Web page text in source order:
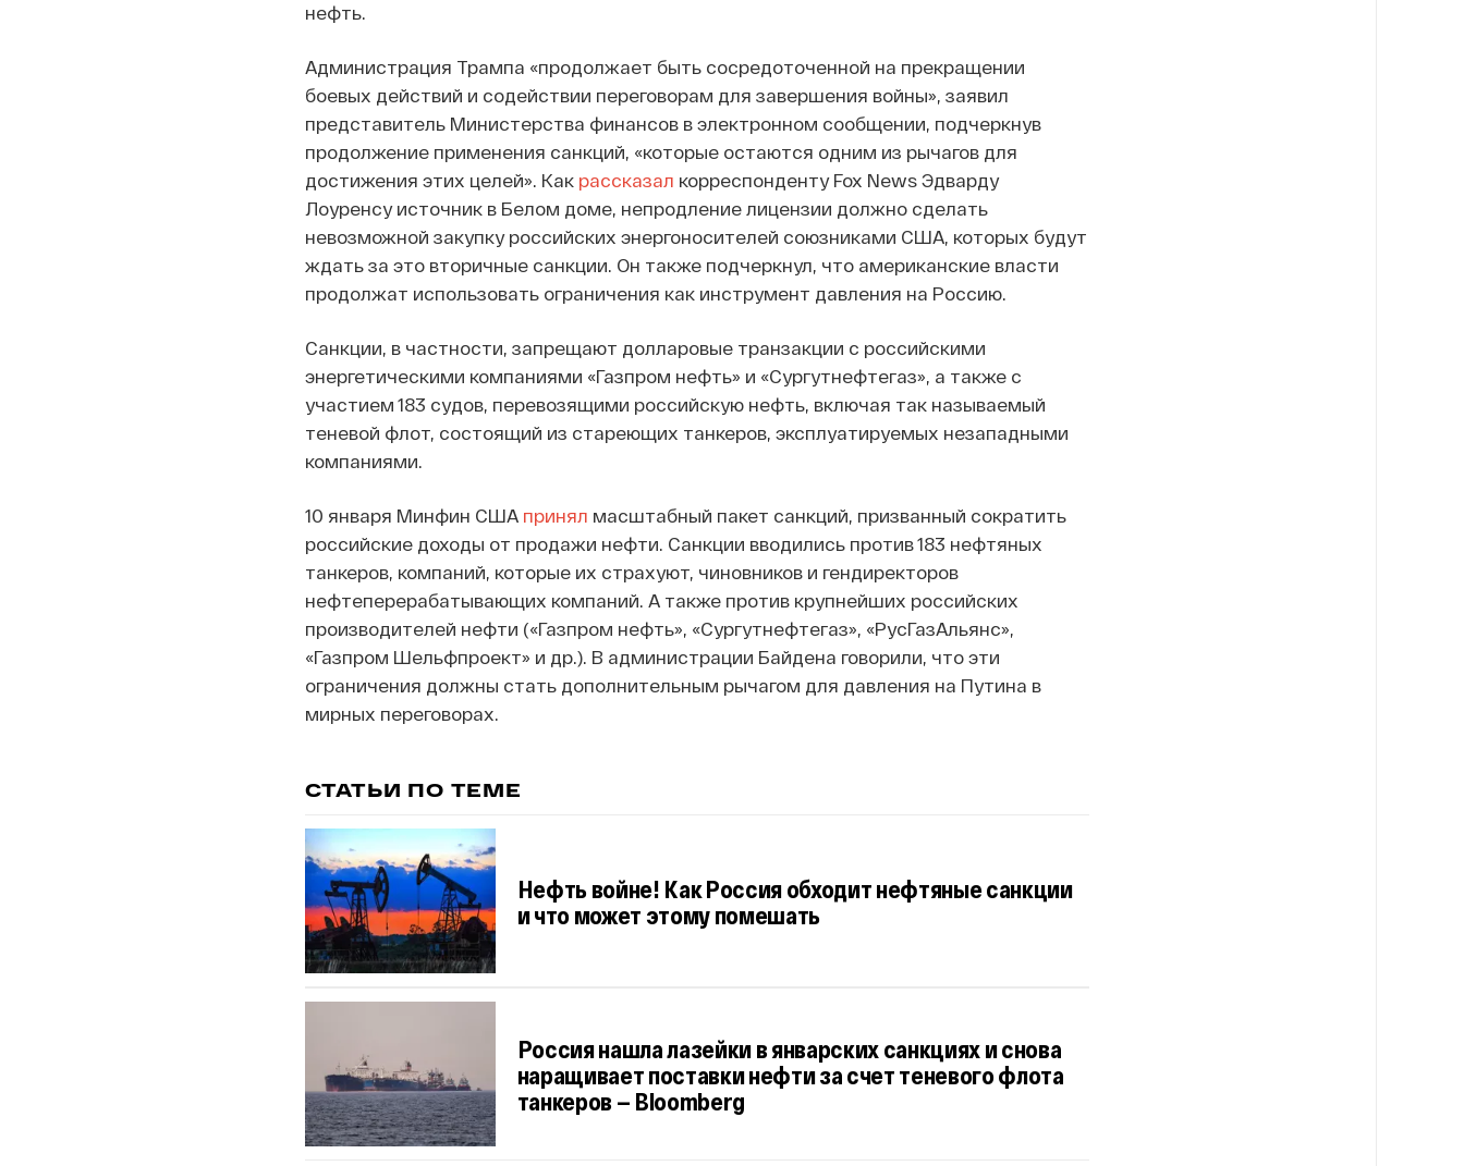
нефть.
Администрация Трампа «продолжает быть сосредоточенной на прекращении
боевых действий и содействии переговорам для завершения войны», заявил
представитель Министерства финансов в электронном сообщении, подчеркнув
продолжение применения санкций, «которые остаются одним из рычагов для
достижения этих целей». Как рассказал корреспонденту Fox News Эдварду
Лоуренсу источник в Белом доме, непродление лицензии должно сделать
невозможной закупку российских энергоносителей союзниками США, которых будут
ждать за это вторичные санкции. Он также подчеркнул, что американские власти
продолжат использовать ограничения как инструмент давления на Россию.
Санкции, в частности, запрещают долларовые транзакции с российскими
энергетическими компаниями «Газпром нефть» и «Сургутнефтегаз», а также с
участием 183 судов, перевозящими российскую нефть, включая так называемый
теневой флот, состоящий из стареющих танкеров, эксплуатируемых незападными
компаниями.
10 января Минфин США принял масштабный пакет санкций, призванный сократить
российские доходы от продажи нефти. Санкции вводились против 183 нефтяных
танкеров, компаний, которые их страхуют, чиновников и гендиректоров
нефтеперерабатывающих компаний. А также против крупнейших российских
производителей нефти («Газпром нефть», «Сургутнефтегаз», «РусГазАльянс»,
«Газпром Шельфпроект» и др.). В администрации Байдена говорили, что эти
ограничения должны стать дополнительным рычагом для давления на Путина в
мирных переговорах.
СТАТЬИ ПО ТЕМЕ
Нефть войне! Как Россия обходит нефтяные санкции
и что может этому помешать
Россия нашла лазейки в январских санкциях и снова
наращивает поставки нефти за счет теневого флота
танкеров — Bloomberg